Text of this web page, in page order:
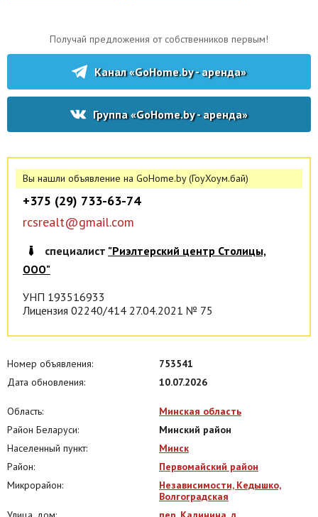
Канал «GoHome.by - аренда»
Получай предложения от собственников первым!
Группа «GoHome.by - аренда»
Вы нашли объявление на GoHome.by (ГоуХоум.бай)
+375 (29) 733-63-74
rcsrealt@gmail.com
специалист "Риэлтерский центр Столицы,
ООО"
УНП 193516933
Лицензия 02240/414 27.04.2021 № 75
Номер объявления:
753541
Дата обновления:
10.07.2026
Область:
Минская область
Район Беларуси:
Минский район
Населенный пункт:
Минск
Район:
Первомайский район
Микрорайон:
Независимости, Кедышко,
Волгоградская